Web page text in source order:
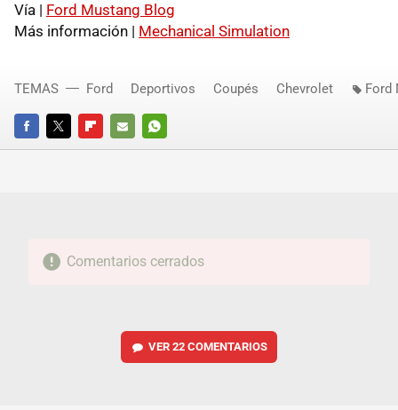
Vía | Ford Mustang Blog
Más información | Mechanical Simulation
FACEBOOKTWITTERFLIPBOARD
E-
WHATSAPP
TEMAS Ford Deportivos Coupés Chevrolet Ford
Comentarios cerrados
VER 22 COMENTARIOS